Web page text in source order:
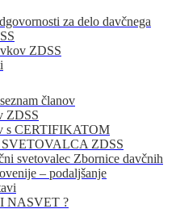
za delo davčnega
ZDSS
članov
ZDSS
s CERTIFIKATOM
ZDSS
svetovalec Zbornice davčnih
– podaljšanje
NASVET ?